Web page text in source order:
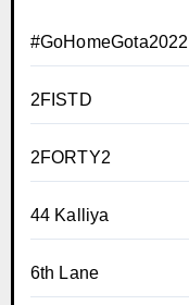
#GoHomeGota2022
2FISTD
2FORTY2
44 Kalliya
6th Lane